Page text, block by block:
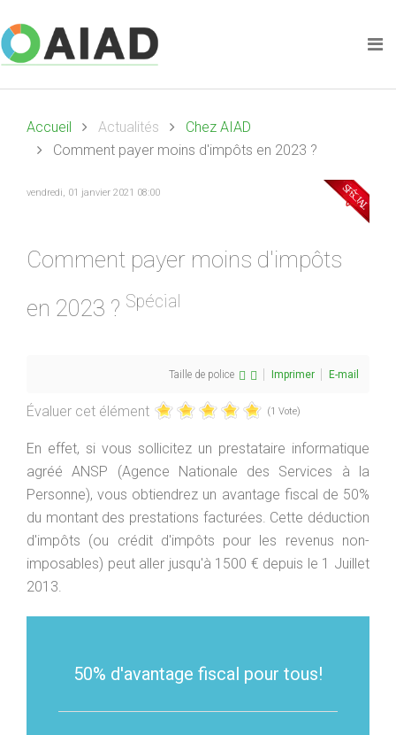
Accueil Actualités
Chez AIAD
Comment payer moins d'impôts en 2023 ?
vendredi, 01 janvier 2021 08:00
Comment payer moins d'impôts
en 2023 ? Spécial
Taille de police Imprimer E-mail
Évaluer cet élément (1 Vote)
En effet, si vous sollicitez un prestataire informatique
agréé ANSP (Agence Nationale des Services à la
Personne), vous obtiendrez un avantage fiscal de 50%
du montant des prestations facturées. Cette déduction
d'impôts (ou crédit d'impôts pour les revenus non-
imposables) peut aller jusqu'à 1500 € depuis le 1 Juillet
2013.
50% d'avantage fiscal pour tous!